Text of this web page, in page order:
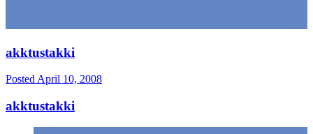
akktustakki
Posted April 10, 2008
akktustakki